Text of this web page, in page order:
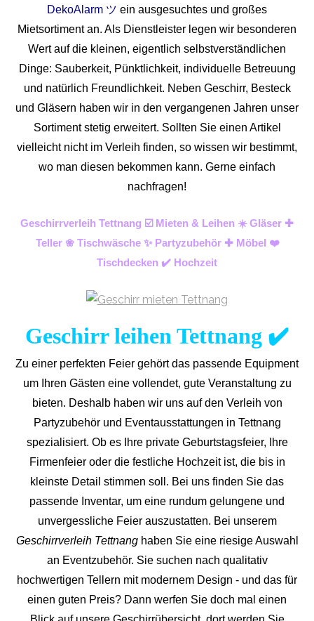
DekoAlarm ツ ein ausgesuchtes und großes
Mietsortiment an. Als Dienstleister legen wir besonderen
Wert auf die kleinen, eigentlich selbstverständlichen
Dinge: Sauberkeit, Pünktlichkeit, individuelle Betreuung
und natürlich Freundlichkeit. Neben Geschirr, Besteck
und Gläsern haben wir in den vergangenen Jahren unser
Sortiment stetig erweitert. Sollten Sie einen Artikel
vielleicht nicht im Verleih finden, so wissen wir bestimmt,
wo man diesen bekommen kann. Gerne einfach
nachfragen!
Geschirrverleih Tettnang ☑️ Mieten & Leihen ☀️ Gläser ✚
Teller ❀ Tischwäsche ✨ Partyzubehör ✚ Möbel ❤️
Tischdecken ✔️ Hochzeit
Geschirr leihen Tettnang ✔️
Zu einer perfekten Feier gehört das passende Equipment
um Ihren Gästen eine vollendet, gute Veranstaltung zu
bieten. Deshalb haben wir uns auf den Verleih von
Partyzubehör und Eventausstattungen in Tettnang
spezialisiert. Ob es Ihre private Geburtstagsfeier, Ihre
Firmenfeier oder die festliche Hochzeit ist, die bis in
kleinste Detail stimmen soll. Bei uns finden Sie das
passende Inventar, um eine rundum gelungene und
unvergessliche Feier auszustatten. Bei unserem
Geschirrverleih Tettnanghaben Sie eine riesige Auswahl
an Eventzubehör. Sie suchen nach qualitativ
hochwertigen Tellern mit modernem Design - und das für
einen guten Preis? Dann werfen Sie doch mal einen